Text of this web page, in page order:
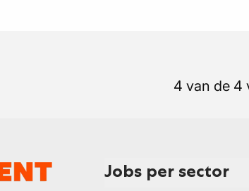
4 van de 4
Jobs per sector